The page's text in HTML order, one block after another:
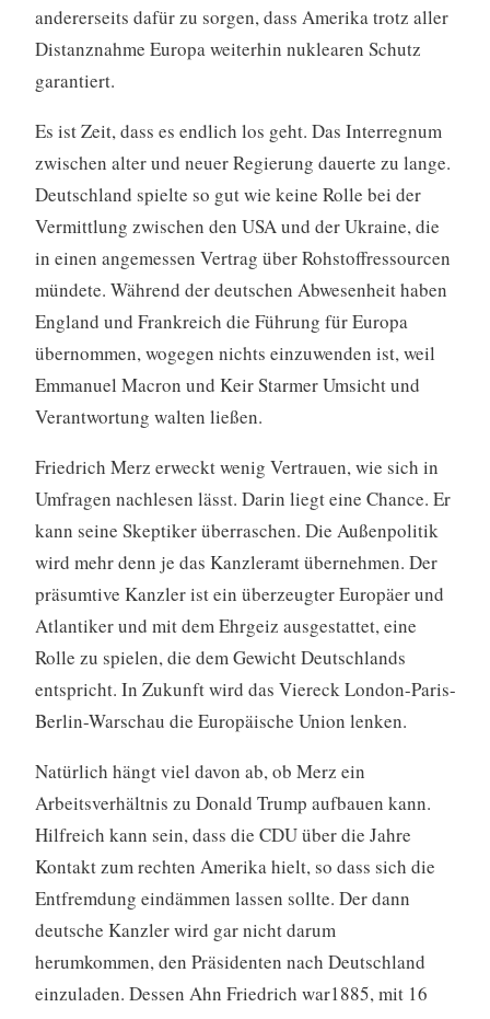
andererseits dafür zu sorgen, dass Amerika trotz aller
Distanznahme Europa weiterhin nuklearen Schutz
garantiert.
Es ist Zeit, dass es endlich los geht. Das Interregnum
zwischen alter und neuer Regierung dauerte zu lange.
Deutschland spielte so gut wie keine Rolle bei der
Vermittlung zwischen den USA und der Ukraine, die
in einen angemessen Vertrag über Rohstoffressourcen
mündete. Während der deutschen Abwesenheit haben
England und Frankreich die Führung für Europa
übernommen, wogegen nichts einzuwenden ist, weil
Emmanuel Macron und Keir Starmer Umsicht und
Verantwortung walten ließen.
Friedrich Merz erweckt wenig Vertrauen, wie sich in
Umfragen nachlesen lässt. Darin liegt eine Chance. Er
kann seine Skeptiker überraschen. Die Außenpolitik
wird mehr denn je das Kanzleramt übernehmen. Der
präsumtive Kanzler ist ein überzeugter Europäer und
Atlantiker und mit dem Ehrgeiz ausgestattet, eine
Rolle zu spielen, die dem Gewicht Deutschlands
entspricht. In Zukunft wird das Viereck London-Paris-
Berlin-Warschau die Europäische Union lenken.
Natürlich hängt viel davon ab, ob Merz ein
Arbeitsverhältnis zu Donald Trump aufbauen kann.
Hilfreich kann sein, dass die CDU über die Jahre
Kontakt zum rechten Amerika hielt, so dass sich die
Entfremdung eindämmen lassen sollte. Der dann
deutsche Kanzler wird gar nicht darum
herumkommen, den Präsidenten nach Deutschland
einzuladen. Dessen Ahn Friedrich war1885, mit 16